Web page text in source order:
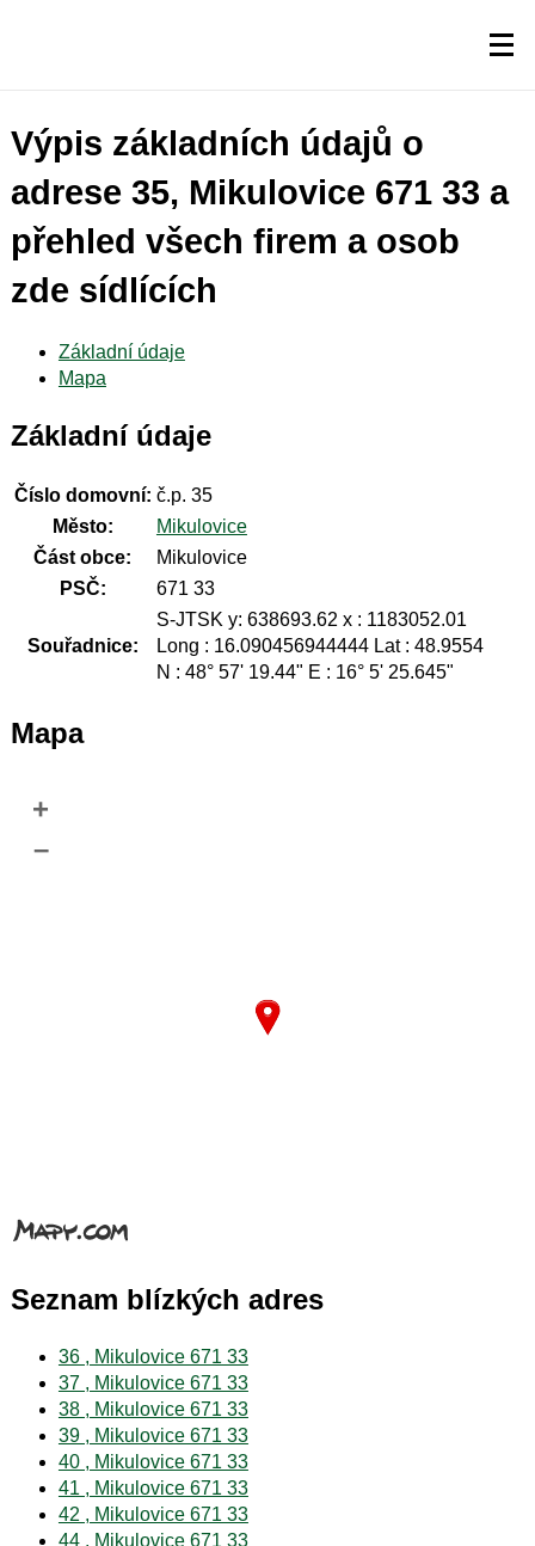
Výpis základních údajů o
adrese 35, Mikulovice 671 33 a
přehled všech firem a osob
zde sídlících
Základní údaje
Mapa
Základní údaje
Číslo domovní: č.p. 35
Město:
Mikulovice
Část obce:
Mikulovice
PSČ:
671 33
Souřadnice:
S-JTSK y: 638693.62 x : 1183052.01
Long : 16.090456944444 Lat : 48.9554
N : 48° 57' 19.44" E : 16° 5' 25.645"
Mapa
+
–
Seznam blízkých adres
36 , Mikulovice 671 33
37 , Mikulovice 671 33
38 , Mikulovice 671 33
39 , Mikulovice 671 33
40 , Mikulovice 671 33
41 , Mikulovice 671 33
42 , Mikulovice 671 33
44 , Mikulovice 671 33